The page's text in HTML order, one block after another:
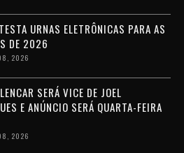
URNAS ELETRÔNICAS PARA AS
DE 2026
2026
SERÁ VICE DE JOEL
E ANÚNCIO SERÁ QUARTA-FEIRA
2026